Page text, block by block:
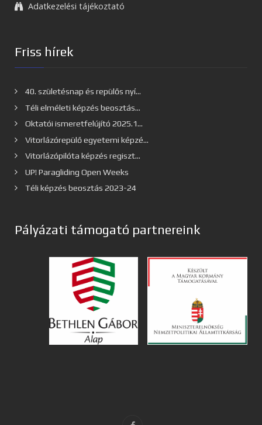
Adatkezelési tájékoztató
Friss hírek
40. születésnap és repülős nyí...
Téli elméleti képzés beosztás...
Oktatói ismeretfelújító 2025.1...
Vitorlázórepülő egyetemi képzé...
Vitorlázópilóta képzés regiszt...
UP! Paragliding Open Weeks
Téli képzés beosztás 2023-24
Pályázati támogató partnereink